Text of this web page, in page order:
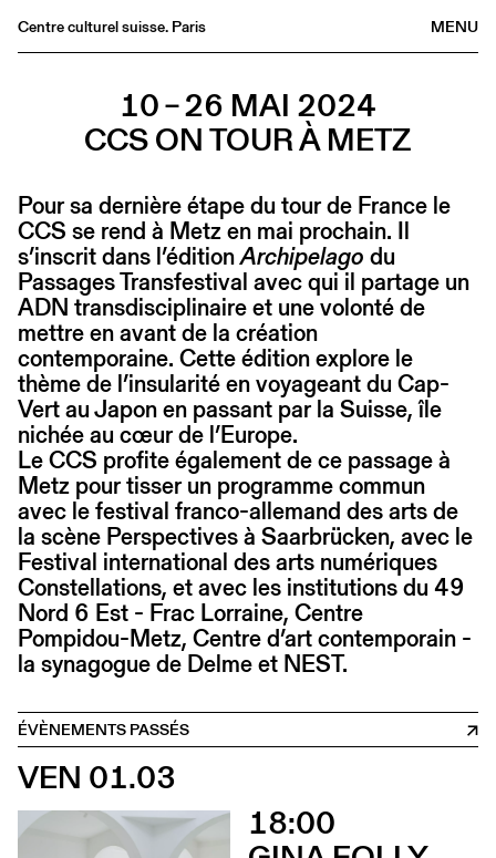
MENU
Centre culturel suisse. Paris
Médiathèque
Éditions
Informations
FR/EN
10 – 26 MAI 2024
CCS ON TOUR À METZ
Pour sa dernière étape du tour de France le
CCS se rend à Metz en mai prochain. Il
s’inscrit dans l’éditionArchipelago du
Passages Transfestival avec qui il partage un
ADN transdisciplinaire et une volonté de
mettre en avant de la création
contemporaine. Cette édition explore le
thème de l’insularité en voyageant du Cap-
Vert au Japon en passant par la Suisse, île
nichée au cœur de l’Europe.
Le CCS profite également de ce passage à
Metz pour tisser un programme commun
avec le festival franco-allemand des arts de
la scène Perspectives à Saarbrücken, avec le
Festival international des arts numériques
Constellations, et avec les institutions du 49
Nord 6 Est - Frac Lorraine, Centre
Pompidou-Metz, Centre d’art contemporain -
la synagogue de Delme et NEST.
ÉVÈNEMENTS PASSÉS
VEN 01.03
18:00